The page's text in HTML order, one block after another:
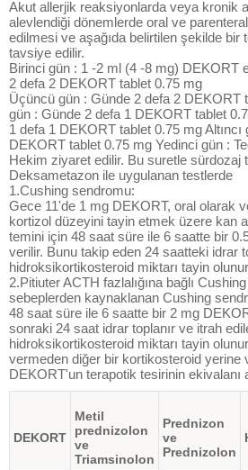
Akut allerjik reaksiyonlarda veya kronik
alevlendiği dönemlerde oral ve
edilmesi ve aşağıda belirtilen şekilde bir
tavsiye edilir.
Birinci gün : 1 -2 ml (4 -8 mg) DEKORT
2 defa 2 DEKORT tablet 0.75 mg
Üçüncü gün : Günde 2 defa 2 DEKORT
gün : Günde 2 defa 1 DEKORT tablet
1 defa 1 DEKORT tablet 0.75 mg Altıncı
DEKORT tablet 0.75 mg Yedinci gün :
Hekim ziyaret edilir. Bu suretle sürdozaj
Deksametazon ile uygulanan testlerde
1.Cushing sendromu:
Gece 11'de 1 mg DEKORT, oral olarak
kortizol düzeyini tayin etmek üzere kan
temini için 48 saat süre ile 6 saatte bir
verilir. Bunu takip eden 24 saatteki idrar
hidroksikortikosteroid miktarı tayin
2.Pitiuter ACTH fazlalığına bağlı
sebeplerden kaynaklanan Cushing
48 saat süre ile 6 saatte bir 2 mg
sonraki 24 saat idrar toplanır ve itrah
hidroksikortikosteroid miktarı tayin
vermeden diğer bir kortikosteroid yerine
DEKORT'un terapotik tesirinin ekivalanı
DEKORT
Metil
prednizolon
ve
Triamsinolon
Prednizon
ve
Prednizolon